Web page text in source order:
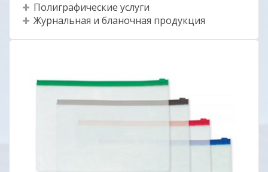
Полиграфические услуги
Журнальная и бланочная продукция